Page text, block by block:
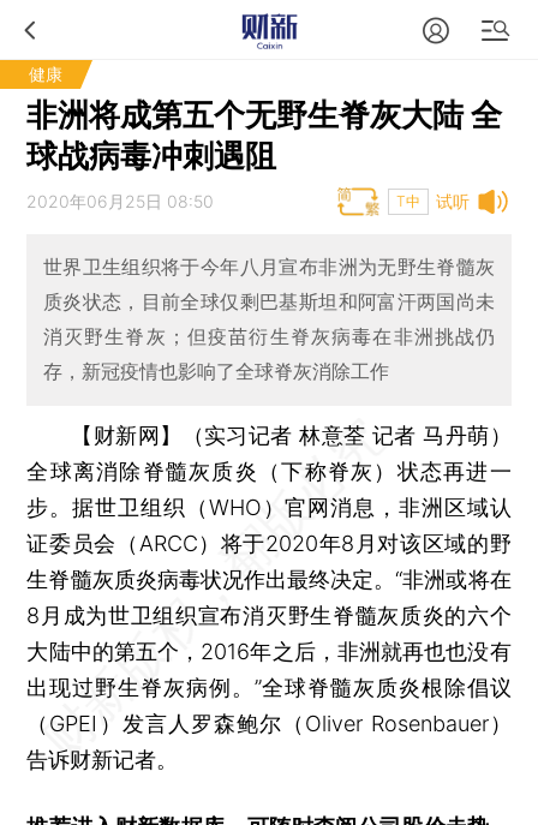
健康
非洲将成第五个无野生脊灰大陆 全
球战病毒冲刺遇阻
试听
2020年06月25日 08:50 T中
世界卫生组织将于今年八月宣布非洲为无野生脊髓灰
质炎状态，目前全球仅剩巴基斯坦和阿富汗两国尚未
消灭野生脊灰；但疫苗衍生脊灰病毒在非洲挑战仍
存，新冠疫情也影响了全球脊灰消除工作
【财新网】（实习记者 林意荃 记者 马丹萌）
全球离消除脊髓灰质炎（下称脊灰）状态再进一
步。据世卫组织（WHO）官网消息，非洲区域认
证委员会（ARCC）将于2020年8月对该区域的野
生脊髓灰质炎病毒状况作出最终决定。“非洲或将在
8月成为世卫组织宣布消灭野生脊髓灰质炎的六个
大陆中的第五个，2016年之后，非洲就再也也没有
出现过野生脊灰病例。”全球脊髓灰质炎根除倡议
（GPEI）发言人罗森鲍尔（Oliver Rosenbauer）
告诉财新记者。